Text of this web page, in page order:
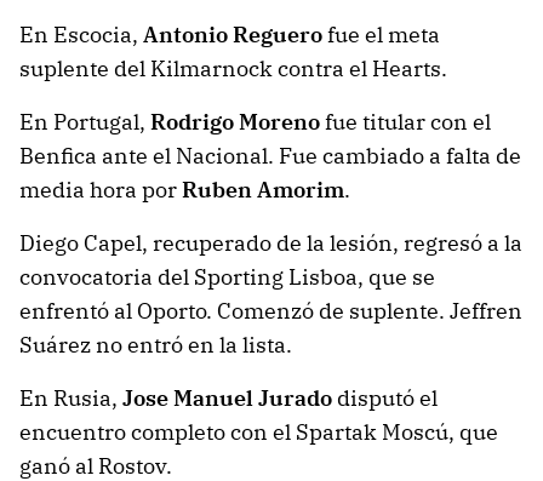
En Escocia, Antonio Reguerofue el meta
suplente del Kilmarnock contra el Hearts.
En Portugal, Rodrigo Morenofue titular con el
Benfica ante el Nacional. Fue cambiado a falta de
media hora porRuben Amorim.
Diego Capel, recuperado de la lesión, regresó a la
convocatoria del Sporting Lisboa, que se
enfrentó al Oporto. Comenzó de suplente. Jeffren
Suárez no entró en la lista.
En Rusia, Jose Manuel Jurado disputó el
encuentro completo con el Spartak Moscú, que
ganó al Rostov.